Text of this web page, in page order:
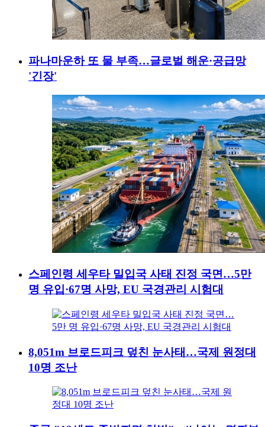
파나마운하 또 물 부족…글로벌 해운·공급망
'긴장'
스페인령 세우타 밀입국 사태 진정 국면…5만
명 유입·67명 사망, EU 국경관리 시험대
8,051m 브로드피크 덮친 눈사태…국제 원정대
10명 조난